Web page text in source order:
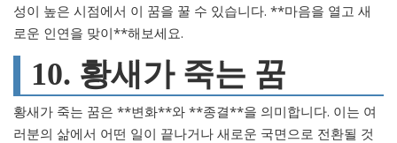
성이 높은 시점에서 이 꿈을 꿀 수 있습니다. **마음을 열고 새
로운 인연을 맞이**해보세요.
10. 황새가 죽는 꿈
황새가 죽는 꿈은 **변화**와 **종결**을 의미합니다. 이는 여
러분의 삶에서 어떤 일이 끝나거나 새로운 국면으로 전환될 것